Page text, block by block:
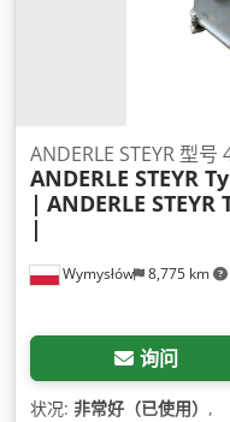
Wymysłów 8,775 km
ANDERLE STEYR 型
ANDERLE STEYR
| ANDERLE
|
询问
状况: 非常好（已使用） ,